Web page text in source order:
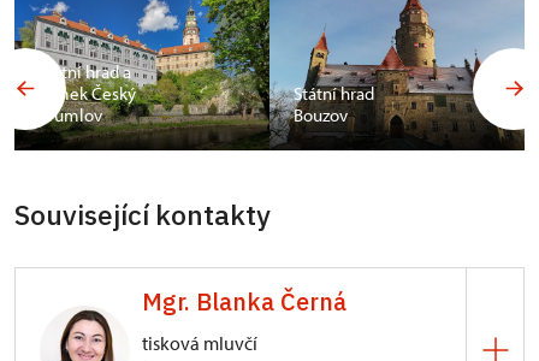
Státní hrad a
zámek Český
Krumlov
Státní hrad
Bouzov
Související kontakty
Mgr. Blanka Černá
tisková mluvčí